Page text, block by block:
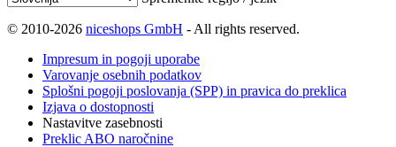
© 2010-2026 niceshops GmbH - All rights reserved.
Impresum in pogoji uporabe
Varovanje osebnih podatkov
Splošni pogoji poslovanja (SPP) in pravica do preklica
Izjava o dostopnosti
Nastavitve zasebnosti
Preklic ABO naročnine